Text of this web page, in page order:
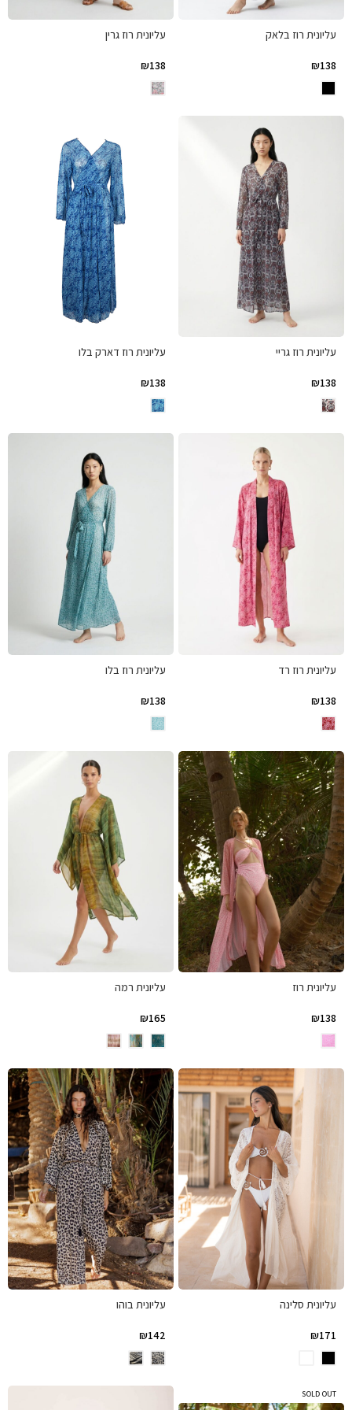
עליונית רוז בלאק
₪138
עליונית רוז גרין
₪138
עליונית רוז גריי
₪138
עליונית רוז דארק בלו
₪138
עליונית רוז רד
₪138
עליונית רוז בלו
₪138
עליונית רוז
₪138
עליונית רמה
₪165
עליונית סלינה
₪171
עליונית בוהו
₪142
SOLD OUT